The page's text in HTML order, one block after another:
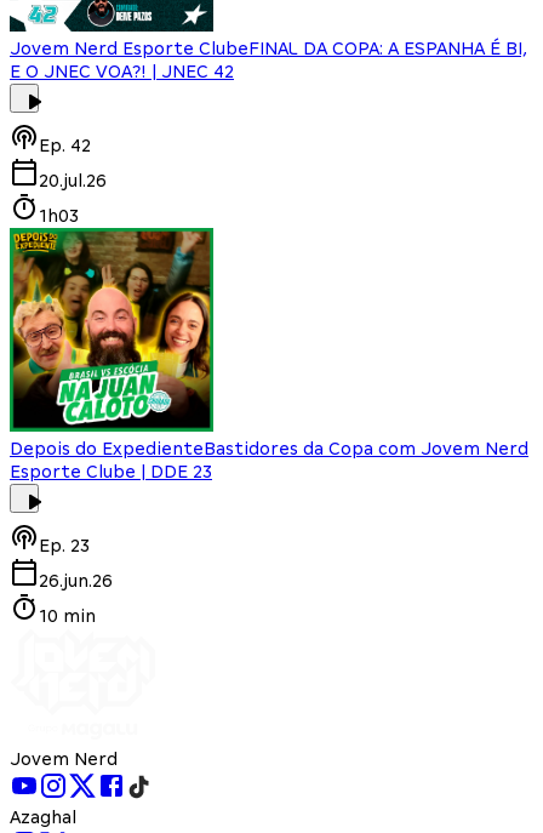
Jovem Nerd Esporte ClubeFINAL DA COPA: A ESPANHA É BI,
E O JNEC VOA?! | JNEC 42
Ep. 42
20.jul.26
1h03
Depois do ExpedienteBastidores da Copa com Jovem Nerd
Esporte Clube | DDE 23
Ep. 23
26.jun.26
10 min
Jovem Nerd
Azaghal